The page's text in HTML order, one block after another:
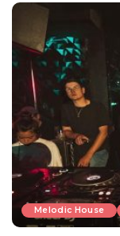
Melodic House